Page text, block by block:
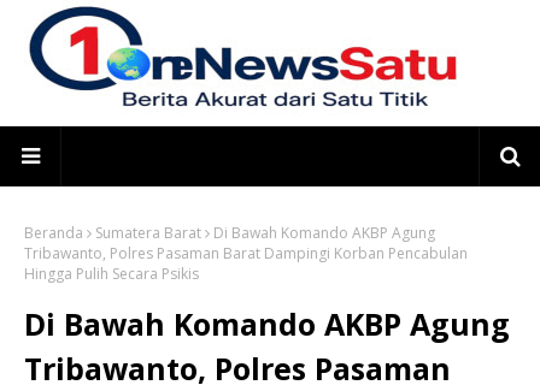
Beranda Sumatera Barat
Di Bawah Komando AKBP Agung
Tribawanto, Polres Pasaman Barat Dampingi Korban Pencabulan
Hingga Pulih Secara Psikis
Di Bawah Komando AKBP Agung
Tribawanto, Polres Pasaman